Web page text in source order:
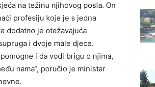
na težinu njihovog posla. On
profesiju koje je s jedna
dodatno je otežavajuća
i dvoje male djece.
i da vodi brigu o njima,
nama“, poručio je ministar